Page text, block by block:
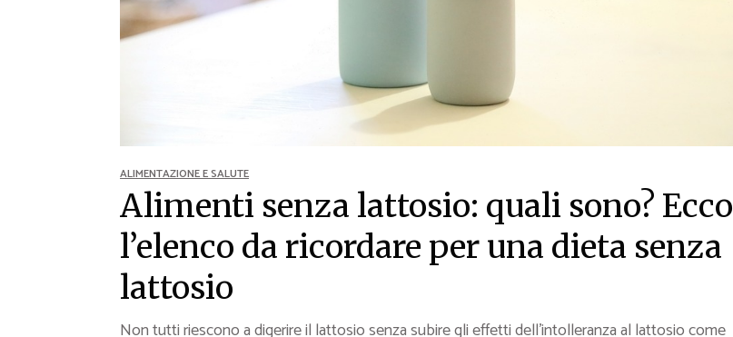
Video Ricette
ALIMENTAZIONE E SALUTE
Alimenti senza lattosio: quali sono? Ecco
l’elenco da ricordare per una dieta senza
lattosio
Non tutti riescono a digerire il lattosio senza subire gli effetti dell’intolleranza al lattosio come